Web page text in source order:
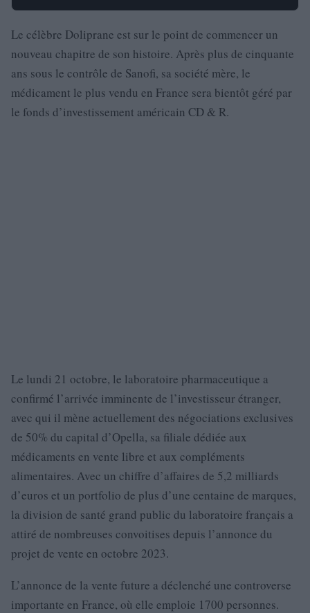
Le célèbre Doliprane est sur le point de commencer un
nouveau chapitre de son histoire. Après plus de cinquante
ans sous le contrôle de Sanofi, sa société mère, le
médicament le plus vendu en France sera bientôt géré par
le fonds d’investissement américain CD & R.
Le lundi 21 octobre, le laboratoire pharmaceutique a
confirmé l’arrivée imminente de l’investisseur étranger,
avec qui il mène actuellement des négociations exclusives
de 50% du capital d’Opella, sa filiale dédiée aux
médicaments en vente libre et aux compléments
alimentaires. Avec un chiffre d’affaires de 5,2 milliards
d’euros et un portfolio de plus d’une centaine de marques,
la division de santé grand public du laboratoire français a
attiré de nombreuses convoitises depuis l’annonce du
projet de vente en octobre 2023.
L’annonce de la vente future a déclenché une controverse
importante en France, où elle emploie 1700 personnes.